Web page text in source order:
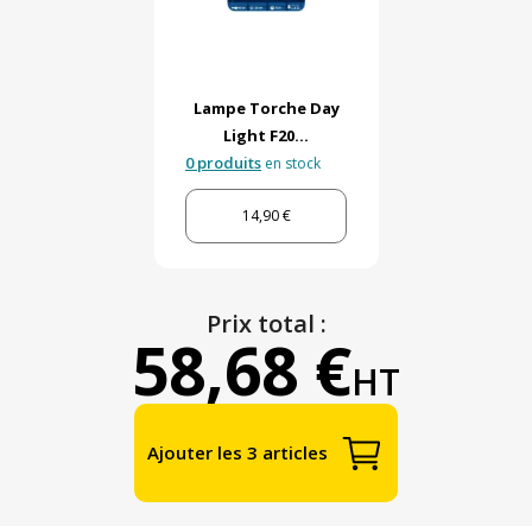
Lampe Torche Day
Light F20...
0 produits en stock
14,90 €
Prix total :
58,68 €HT
Ajouter les 3 articles